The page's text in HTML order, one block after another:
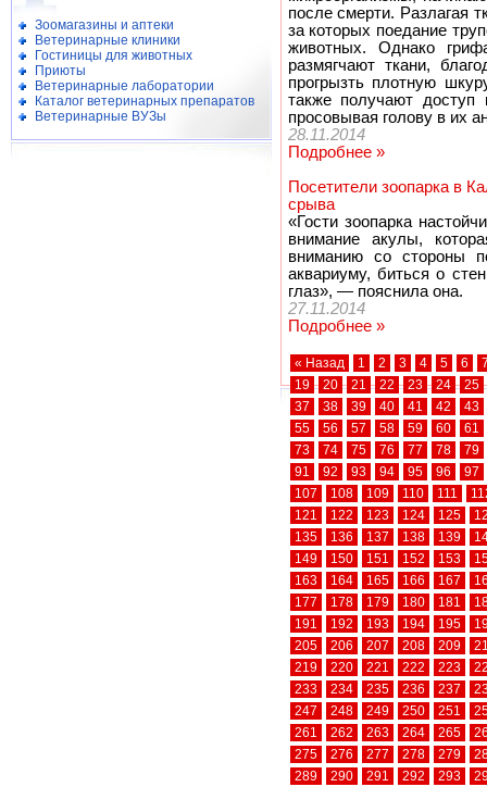
Зоомагазины и аптеки
Ветеринарные клиники
Гостиницы для животных
Приюты
Ветеринарные лаборатории
Каталог ветеринарных препаратов
Ветеринарные ВУЗы
после смерти. Разлагая
за которых поедание
животных. Однако
размягчают ткани,
прогрызть плотную
также получают
просовывая голову в их
28.11.2014
Подробнее »
Посетители зоопарка в
срыва
«Гости зоопарка
внимание акулы,
вниманию со стороны
аквариуму, биться о
глаз», — пояснила она.
27.11.2014
Подробнее »
« Назад 1 2 3 4 5 6
19
20 21 22 23 24
25
37
38 39 40 41 42
43
55
56 57 58 59 60
61
73
74 75 76 77 78
79
91
92 93 94 95 96
97
107
108 109 110 111
121
122 123 124 125
135
136 137 138 139
149
150 151 152 153
163
164 165 166 167
177
178 179 180 181
191
192 193 194 195
205
206 207 208 209
219
220 221 222 223
233
234 235 236 237
247
248 249 250 251
261
262 263 264 265
275
276 277 278 279
289
290 291 292 293